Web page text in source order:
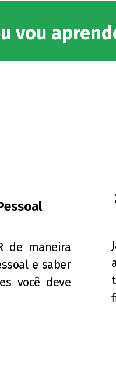
vou
de maneira
e saber
você deve